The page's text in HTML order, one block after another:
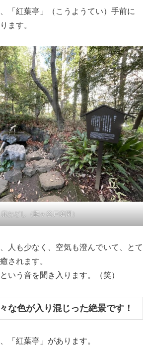
「紅葉亭」（こうようてい）手前に
ます。
鹿おどし（殿ヶ谷戸庭園）
人も少なく、空気も澄んでいて、とて
されます。
いう音を聞き入ります。（笑）
な色が入り混じった絶景です！
「紅葉亭」があります。